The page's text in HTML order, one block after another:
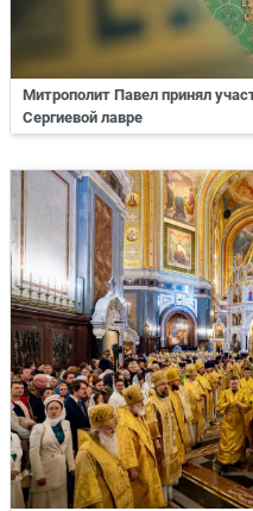
Митрополит Павел принял
Сергиевой лавре